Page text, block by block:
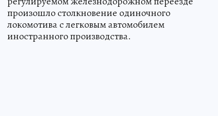
произошло столкновение одиночного
локомотива с легковым автомобилем
иностранного производства.